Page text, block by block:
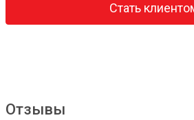
Стать
Отзывы